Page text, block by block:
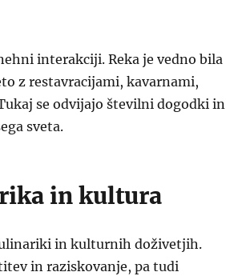
interakciji. Reka je vedno bila
z restavracijami, kavarnami,
se odvijajo številni dogodki in
sveta.
in kultura
in kulturnih doživetjih.
in raziskovanje, pa tudi